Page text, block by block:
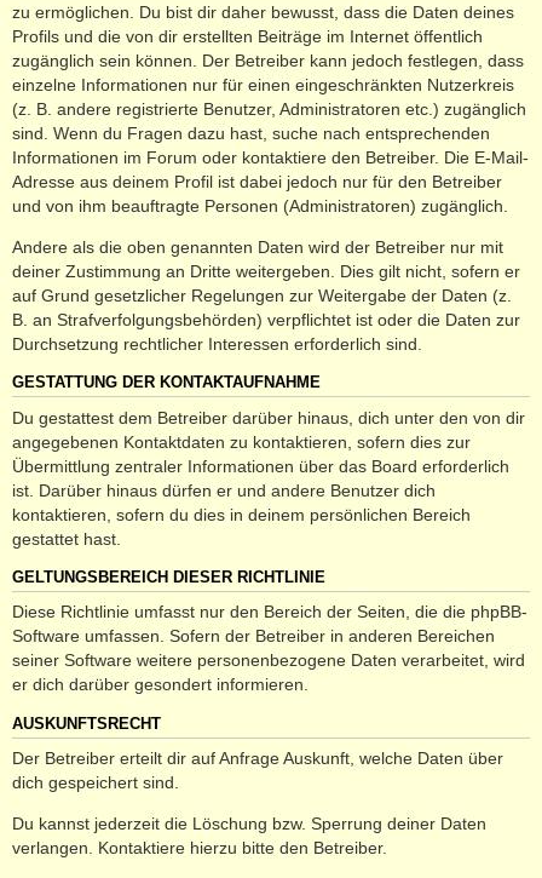
zu ermöglichen. Du bist dir daher bewusst, dass die Daten deines
Profils und die von dir erstellten Beiträge im Internet öffentlich
zugänglich sein können. Der Betreiber kann jedoch festlegen, dass
einzelne Informationen nur für einen eingeschränkten Nutzerkreis
(z. B. andere registrierte Benutzer, Administratoren etc.) zugänglich
sind. Wenn du Fragen dazu hast, suche nach entsprechenden
Informationen im Forum oder kontaktiere den Betreiber. Die E-Mail-
Adresse aus deinem Profil ist dabei jedoch nur für den Betreiber
und von ihm beauftragte Personen (Administratoren) zugänglich.
Andere als die oben genannten Daten wird der Betreiber nur mit
deiner Zustimmung an Dritte weitergeben. Dies gilt nicht, sofern er
auf Grund gesetzlicher Regelungen zur Weitergabe der Daten (z.
B. an Strafverfolgungsbehörden) verpflichtet ist oder die Daten zur
Durchsetzung rechtlicher Interessen erforderlich sind.
GESTATTUNG DER KONTAKTAUFNAHME
Du gestattest dem Betreiber darüber hinaus, dich unter den von dir
angegebenen Kontaktdaten zu kontaktieren, sofern dies zur
Übermittlung zentraler Informationen über das Board erforderlich
ist. Darüber hinaus dürfen er und andere Benutzer dich
kontaktieren, sofern du dies in deinem persönlichen Bereich
gestattet hast.
GELTUNGSBEREICH DIESER RICHTLINIE
Diese Richtlinie umfasst nur den Bereich der Seiten, die die phpBB-
Software umfassen. Sofern der Betreiber in anderen Bereichen
seiner Software weitere personenbezogene Daten verarbeitet, wird
er dich darüber gesondert informieren.
AUSKUNFTSRECHT
Der Betreiber erteilt dir auf Anfrage Auskunft, welche Daten über
dich gespeichert sind.
Du kannst jederzeit die Löschung bzw. Sperrung deiner Daten
verlangen. Kontaktiere hierzu bitte den Betreiber.